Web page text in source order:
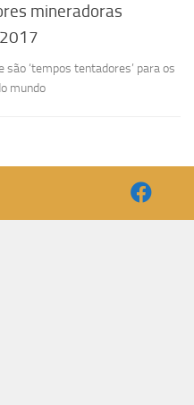
mineradoras
são ‘tempos tentadores’ para os
mundo